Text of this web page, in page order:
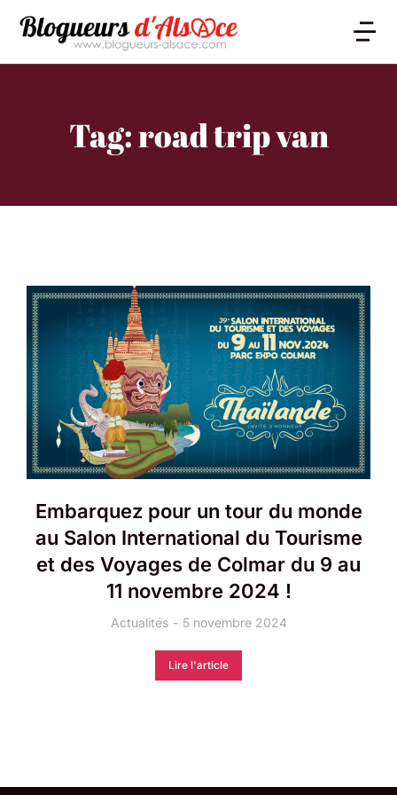
Tag: road trip van
Embarquez pour un tour du monde
au Salon International du Tourisme
et des Voyages de Colmar du 9 au
11 novembre 2024 !
Actualités 5 novembre 2024
Lire l'article